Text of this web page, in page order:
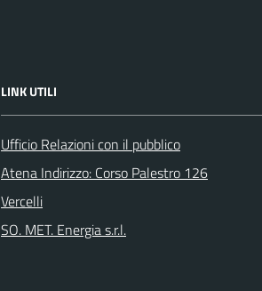
LINK UTILI
Ufficio Relazioni con il pubblico
Atena Indirizzo: Corso Palestro 126
Vercelli
SO. MET. Energia s.r.l.